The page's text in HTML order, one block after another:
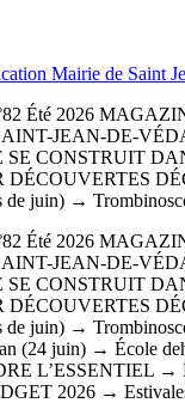
Mairie de Saint
Été 2026
JEAN-DE-
SE CONSTRUIT
DÉCOUVERTES
de juin) →
Été 2026
JEAN-DE-
SE CONSTRUIT
DÉCOUVERTES
de juin) →
(24 juin) → École
L’ESSENTIEL →
2026 →